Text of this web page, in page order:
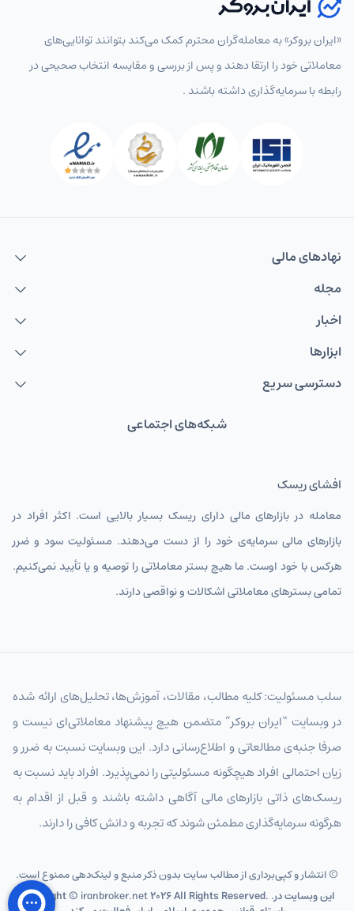
«ایران بروکر» به معامله‌گران محترم کمک می‌کند بتوانند توانایی‌های
معاملاتی خود را ارتقا دهند و پس از بررسی و مقایسه انتخاب‌ صحیحی در
رابطه با سرمایه‌گذاری داشته باشند .
نهاد‌های مالی
مجله
اخبار
ابزارها
دسترسی سریع
شبکه‌های اجتماعی
افشای ریسک
معامله در بازارهای مالی دارای ریسک بسیار بالایی است. اکثر افراد در
بازارهای مالی سرمایه‌ی خود را از دست می‌دهند. مسئولیت سود و ضرر
هرکس با خود اوست. ما هیچ بستر معاملاتی را توصیه و یا تأیید نمی‌کنیم.
تمامی بسترهای معاملاتی اشکالات و نواقصی دارند.
سلب مسئولیت: کلیه مطالب، مقالات، آموزش‌ها، تحلیل‌های ارائه شده
در وبسایت “ایران بروکر” متضمن هیچ پیشنهاد معاملاتی‌ای نیست و
صرفا جنبه‌ی مطالعاتی و اطلاع‌رسانی دارد. این وبسایت نسبت به ضرر و
زیان احتمالی افراد هیچگونه مسئولیتی را نمی‌پذیرد. افراد باید نسبت به
ریسک‌های ذاتی بازارهای مالی آگاهی داشته باشند و قبل از اقدام به
هرگونه سرمایه‌گذاری مطمئن شوند که تجربه و دانش کافی را دارند.
© انتشار و کپی‌برداری از مطالب سایت بدون ذکر منبع و لینک‌دهی ممنوع است.
Copyright © iranbroker.net2026 All Rights Reserved. .این وبسایت در